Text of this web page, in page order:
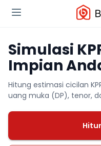
Simulasi
Impian
Hitung estimasi cicilan
uang muka (DP), tenor,